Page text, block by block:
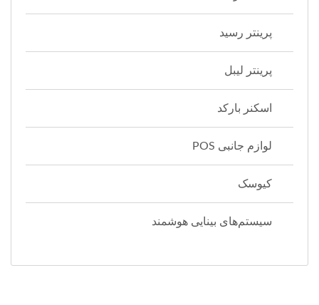
پرینتر رسید
پرینتر لیبل
اسکنر بارکد
لوازم جانبی POS
کیوسک
سیستم‌های بینایی هوشمند